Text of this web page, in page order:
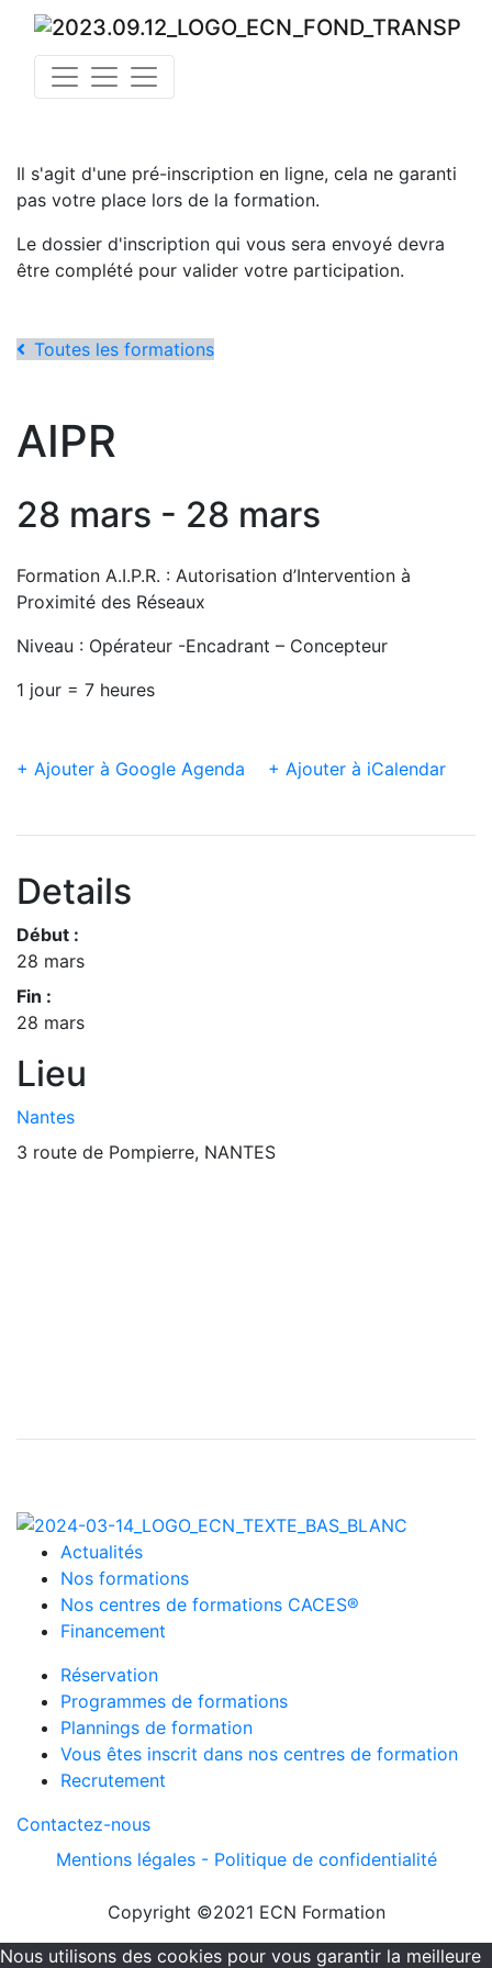
Il s'agit d'une pré-inscription en ligne, cela ne garanti
pas votre place lors de la formation.
Le dossier d'inscription qui vous sera envoyé devra
être complété pour valider votre participation.
Toutes les formations
AIPR
28 mars - 28 mars
Formation A.I.P.R. : Autorisation d’Intervention à
Proximité des Réseaux
Niveau : Opérateur -Encadrant – Concepteur
1 jour = 7 heures
+ Ajouter à Google Agenda + Ajouter à iCalendar
Details
Début :
28 mars
Fin :
28 mars
Lieu
Nantes
3 route de Pompierre, NANTES
Actualités
Nos formations
Nos centres de formations CACES®
Financement
Réservation
Programmes de formations
Plannings de formation
Vous êtes inscrit dans nos centres de formation
Recrutement
Contactez-nous
Mentions légales - Politique de confidentialité
Copyright ©2021 ECN Formation
Nous utilisons des cookies pour vous garantir la meilleure